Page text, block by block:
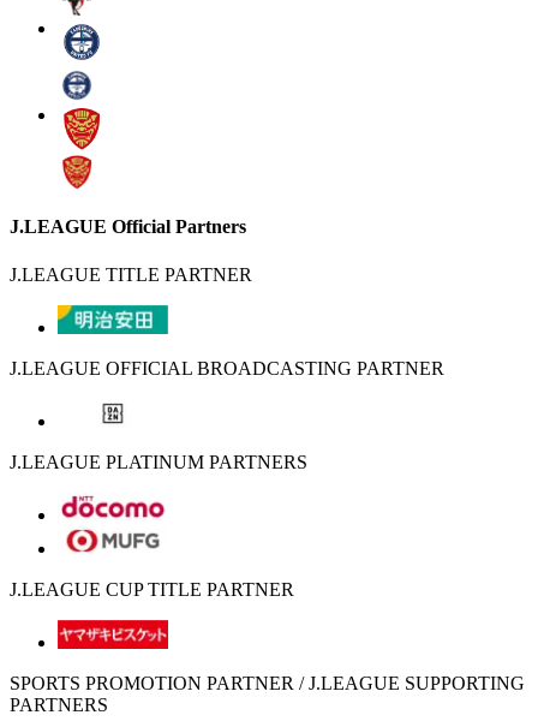
J.LEAGUE Official Partners
J.LEAGUE TITLE PARTNER
J.LEAGUE OFFICIAL BROADCASTING PARTNER
J.LEAGUE PLATINUM PARTNERS
J.LEAGUE CUP TITLE PARTNER
SPORTS PROMOTION PARTNER / J.LEAGUE SUPPORTING
PARTNERS